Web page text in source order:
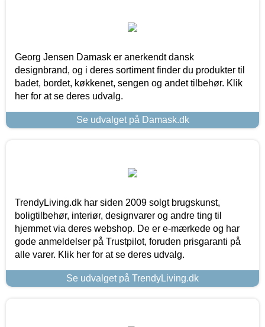
Georg Jensen Damask er anerkendt dansk
designbrand, og i deres sortiment finder du produkter til
badet, bordet, køkkenet, sengen og andet tilbehør. Klik
her for at se deres udvalg.
Se udvalget på Damask.dk
TrendyLiving.dk har siden 2009 solgt brugskunst,
boligtilbehør, interiør, designvarer og andre ting til
hjemmet via deres webshop. De er e-mærkede og har
gode anmeldelser på Trustpilot, foruden prisgaranti på
alle varer. Klik her for at se deres udvalg.
Se udvalget på TrendyLiving.dk